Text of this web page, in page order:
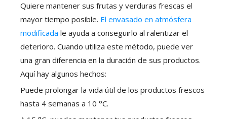
Quiere mantener sus frutas y verduras frescas el
mayor tiempo posible. El envasado en atmósfera
modificada le ayuda a conseguirlo al ralentizar el
deterioro. Cuando utiliza este método, puede ver
una gran diferencia en la duración de sus productos.
Aquí hay algunos hechos:
Puede prolongar la vida útil de los productos frescos
hasta 4 semanas a 10 °C.